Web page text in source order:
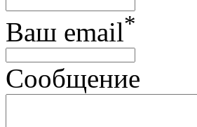
Ваш email*
Сообщение